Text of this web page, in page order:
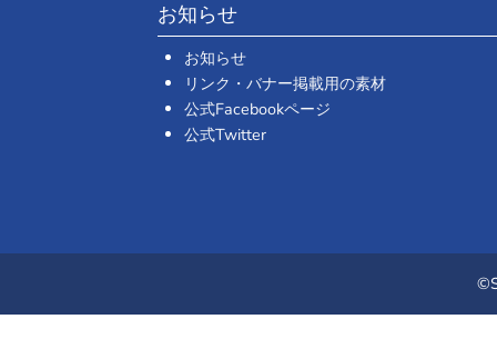
お知らせ
お知らせ
リンク・バナー掲載用の素材
公式Facebookページ
公式Twitter